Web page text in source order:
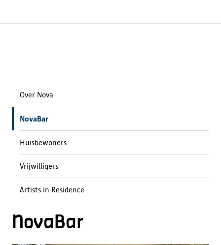
Over Nova
NovaBar
Huisbewoners
Vrijwilligers
Artists in Residence
NovaBar